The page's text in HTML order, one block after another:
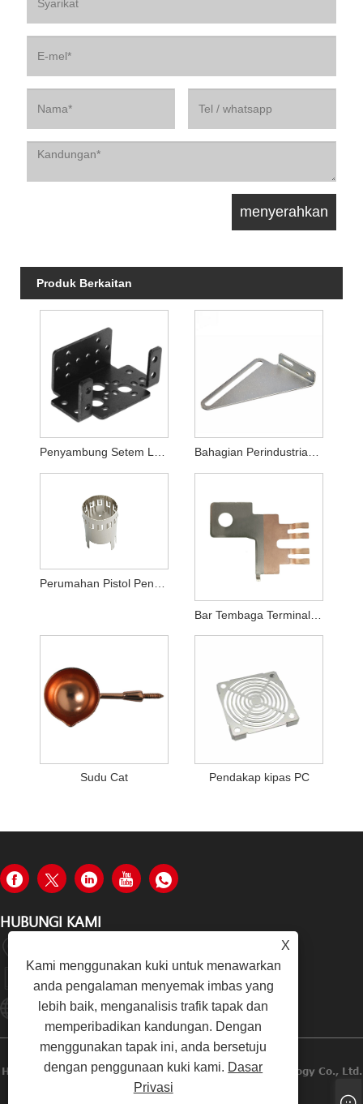
Produk Berkaitan
Penyambung Setem Logam Bahagian Perindustrian Setem Logam
Sudu Cat Pendakap kipas PC
HUBUNGI KAMI
+86-19979320050
Sales08@xmhongyu.com.cn
Hak Cipta © 2023 Xiamen Hongyu Intelligent Technology Co., Ltd.
Hak Cipta Terpelihara
X
Kami menggunakan kuki untuk menawarkan
anda pengalaman menyemak imbas yang
lebih baik, menganalisis trafik tapak dan
memperibadikan kandungan. Dengan
menggunakan tapak ini, anda bersetuju
dengan penggunaan kuki kami. Dasar
Privasi